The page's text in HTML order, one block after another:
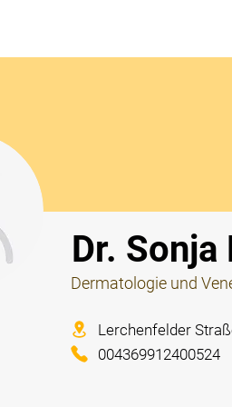
Dr. Sonja
Dermatologie und
Lerchenfelder
004369912400524